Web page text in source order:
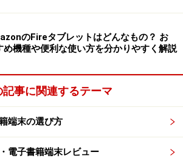
きます。
る点では、汎用端末のタブレットや
す。専用端末の電子ペーパーディス
度が遅く、操作していても再描画の様
ります。一方のタブレットやスマホ
専用端末の比ではなく、最新技術が
れています。たとえば、描画速度だけ
のFireタブレットはどんなもの？ お
め機種や便利な使い方を分かりやすく解説
記事に関連するテーマ
端末の選び方
電子書籍端末レビュー